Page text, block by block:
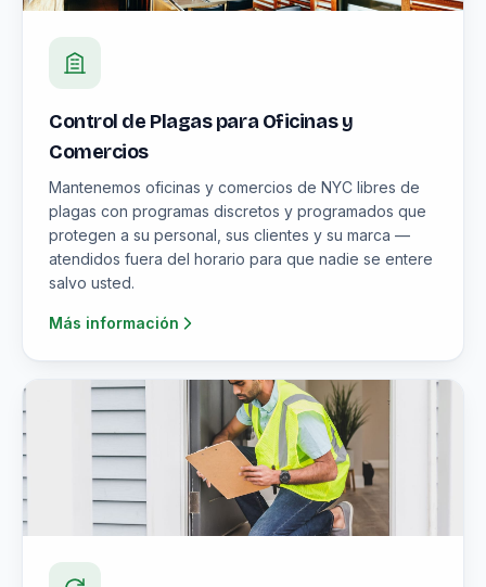
Control de Plagas para Oficinas y
Comercios
Mantenemos oficinas y comercios de NYC libres de
plagas con programas discretos y programados que
protegen a su personal, sus clientes y su marca —
atendidos fuera del horario para que nadie se entere
salvo usted.
Más información